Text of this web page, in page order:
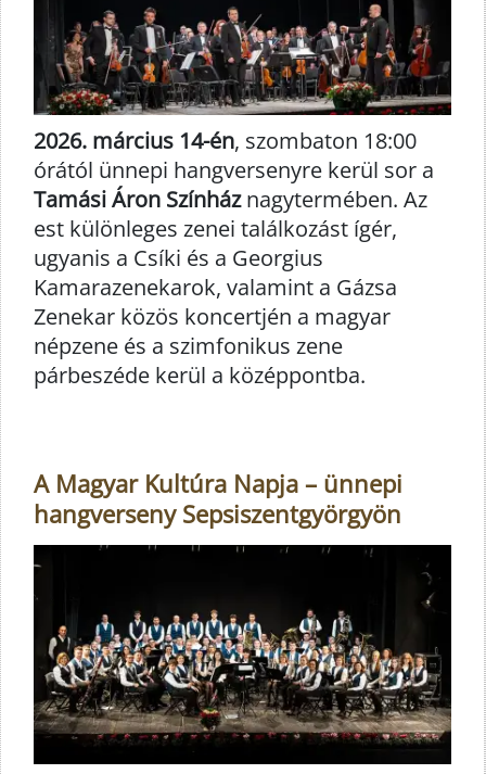
2026. március 14-én, szombaton 18:00
órától ünnepi hangversenyre kerül sor a
Tamási Áron Színháznagytermében. Az
est különleges zenei találkozást ígér,
ugyanis a Csíki és a Georgius
Kamarazenekarok, valamint a Gázsa
Zenekar közös koncertjén a magyar
népzene és a szimfonikus zene
párbeszéde kerül a középpontba.
A Magyar Kultúra Napja – ünnepi
hangverseny Sepsiszentgyörgyön